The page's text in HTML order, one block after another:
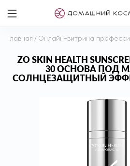
Главная / Онлайн-витрина
ZO SKIN HEALTH
30 ОСНОВА ПОД
СОЛНЦЕЗАЩИТНЫЙ